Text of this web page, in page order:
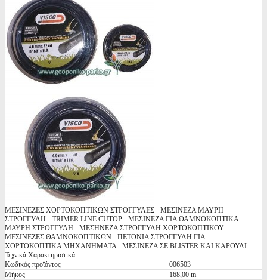
ΜΕΣΙΝΕΖΕΣ ΧΟΡΤΟΚΟΠΤΙΚΩΝ ΣΤΡΟΓΓΥΛΕΣ - ΜΕΣΙΝΕΖΑ ΜΑΥΡΗ
ΣΤΡΟΓΓΥΛΗ - TRIMER LINE CUTOP - ΜΕΣΙΝΕΖΑ ΓΙΑ ΘΑΜΝΟΚΟΠΤΙΚΑ
ΜΑΥΡΗ ΣΤΡΟΓΓΥΛΗ - ΜΕΣΗΝΕΖΑ ΣΤΡΟΓΓΥΛΗ ΧΟΡΤΟΚΟΠΤΙΚΟΥ -
ΜΕΣΙΝΕΖΕΣ ΘΑΜΝΟΚΟΠΤΙΚΩΝ - ΠΕΤΟΝΙΑ ΣΤΡΟΓΓΥΛΗ ΓΙΑ
ΧΟΡΤΟΚΟΠΤΙΚΑ ΜΗΧΑΝΗΜΑΤΑ - ΜΕΣΙΝΕΖΑ ΣΕ BLISTER ΚΑΙ ΚΑΡΟΥΛΙ
Τεχνικά Χαρακτηριστικά
Κωδικός προϊόντος
006503
Μήκος
168,00 m